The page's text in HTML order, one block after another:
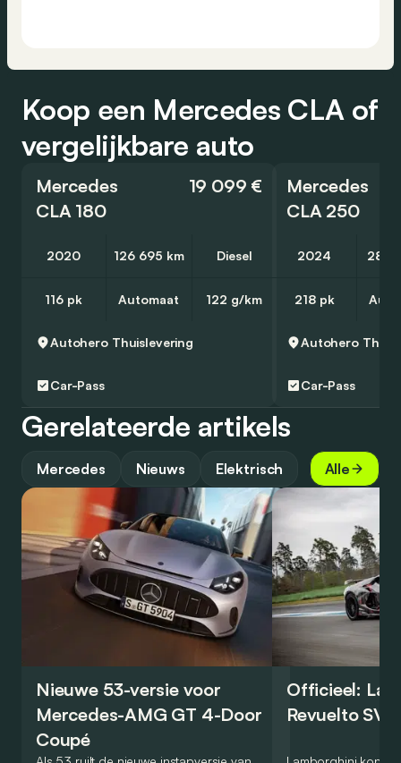
Koop een Mercedes CLA of
vergelijkbare auto
Mercedes
CLA 180
19 099 €
2020 126 695 km Diesel
116 pk Automaat 122 g/km
Autohero Thuislevering
Car-Pass
Mercedes
CLA 250
2024 28
218 pk
Autohero
Car-Pass
Gerelateerde artikels
Mercedes Nieuws Elektrisch Alle
Nieuwe 53-versie voor
Mercedes-AMG GT 4-Door
Coupé
Officieel:
Revuelto SV